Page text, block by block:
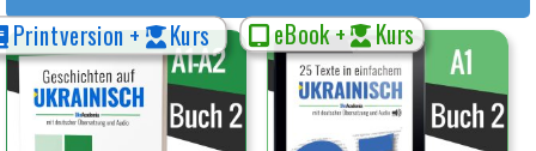
Printversion + Kurs eBook + Kurs